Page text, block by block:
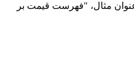
مثال، "فهرست قیمت بر